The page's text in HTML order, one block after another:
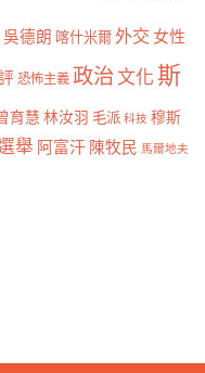
吳德朗 喀什米爾外交 女性
恐怖主義 政治文化斯
育慧 林汝羽 毛派 科技 穆斯
舉 阿富汗 陳牧民 馬爾地夫